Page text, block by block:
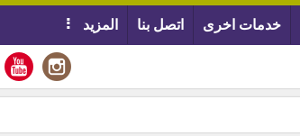
خدمات اخرى اتصل بنا المزيد